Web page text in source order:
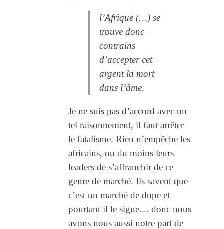
l’Afrique (…) se
trouve donc
contrains
d’accepter cet
argent la mort
dans l’âme.
Je ne suis pas d’accord avec un
tel raisonnement, il faut arrêter
le fatalisme. Rien n’empêche les
africains, ou du moins leurs
leaders de s’affranchir de ce
genre de marché. Ils savent que
c’est un marché de dupe et
pourtant il le signe… donc nous
avons nous aussi notre part de